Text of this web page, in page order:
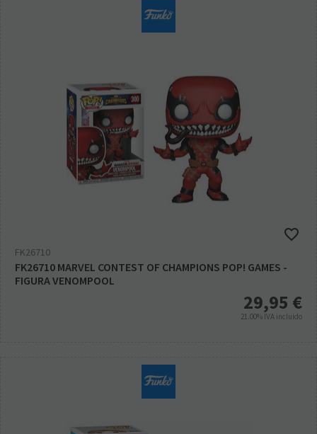
FK26710
FK26710 MARVEL CONTEST OF CHAMPIONS POP! GAMES -
FIGURA VENOMPOOL
29,95 €
21.00% IVA incluido